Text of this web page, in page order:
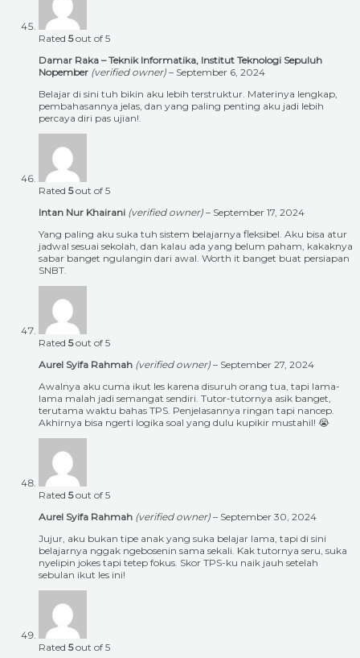
Rated 5out of 5
Damar Raka – Teknik Informatika, Institut Teknologi Sepuluh
Nopember (verified owner) – September 6, 2024
Belajar di sini tuh bikin aku lebih terstruktur. Materinya lengkap,
pembahasannya jelas, dan yang paling penting aku jadi lebih
percaya diri pas ujian!.
Rated 5out of 5
Intan Nur Khairani (verified owner) – September 17, 2024
Yang paling aku suka tuh sistem belajarnya fleksibel. Aku bisa atur
jadwal sesuai sekolah, dan kalau ada yang belum paham, kakaknya
sabar banget ngulangin dari awal. Worth it banget buat persiapan
SNBT.
Rated 5out of 5
Aurel Syifa Rahmah (verified owner) – September 27, 2024
Awalnya aku cuma ikut les karena disuruh orang tua, tapi lama-
lama malah jadi semangat sendiri. Tutor-tutornya asik banget,
terutama waktu bahas TPS. Penjelasannya ringan tapi nancep.
Akhirnya bisa ngerti logika soal yang dulu kupikir mustahil! 😭
Rated 5out of 5
Aurel Syifa Rahmah (verified owner) – September 30, 2024
Jujur, aku bukan tipe anak yang suka belajar lama, tapi di sini
belajarnya nggak ngebosenin sama sekali. Kak tutornya seru, suka
nyelipin jokes tapi tetep fokus. Skor TPS-ku naik jauh setelah
sebulan ikut les ini!
Rated 5out of 5